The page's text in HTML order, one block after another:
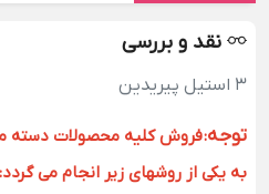
نقد و بررسی
3 استیل پیریدین
توجه:فروش کلیه محصولات دسته
به یکی از روشهای زیر انجام می گردد: